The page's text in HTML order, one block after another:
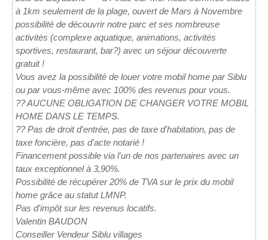
à 1km seulement de la plage, ouvert de Mars à Novembre
possibilité de découvrir notre parc et ses nombreuse
activités (complexe aquatique, animations, activités
sportives, restaurant, bar?) avec un séjour découverte
gratuit !
Vous avez la possibilité de louer votre mobil home par Siblu
ou par vous-même avec 100% des revenus pour vous.
?? AUCUNE OBLIGATION DE CHANGER VOTRE MOBIL
HOME DANS LE TEMPS.
?? Pas de droit d'entrée, pas de taxe d'habitation, pas de
taxe foncière, pas d'acte notarié !
Financement possible via l'un de nos partenaires avec un
taux exceptionnel à 3,90%.
Possibilité de récupérer 20% de TVA sur le prix du mobil
home grâce au statut LMNP.
Pas d'impôt sur les revenus locatifs.
Valentin BAUDON
Conseiller Vendeur Siblu villages